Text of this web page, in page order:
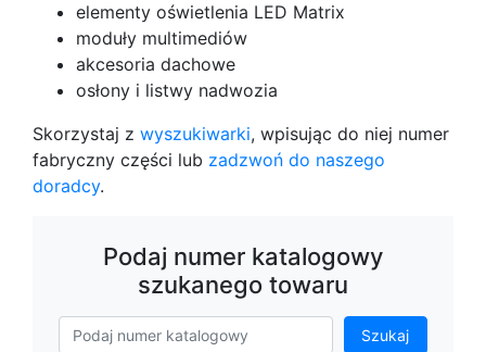
elementy oświetlenia LED Matrix
moduły multimediów
akcesoria dachowe
osłony i listwy nadwozia
Skorzystaj z wyszukiwarki, wpisując do niej numer
fabryczny części lub zadzwoń do naszego
doradcy.
Podaj numer katalogowy
szukanego towaru
Szukaj